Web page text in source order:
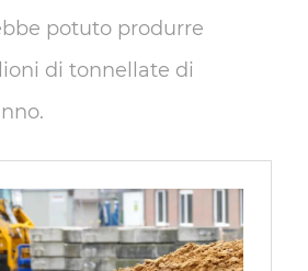
potuto produrre
di tonnellate di